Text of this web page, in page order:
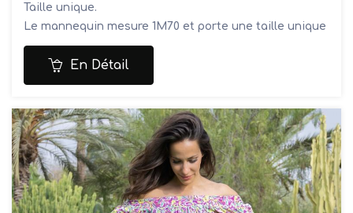
Taille unique.
Le mannequin mesure 1M70 et porte une taille unique
Composition: 55% viscose, 25% acrylique, 20% modal
Lavage
En Détail